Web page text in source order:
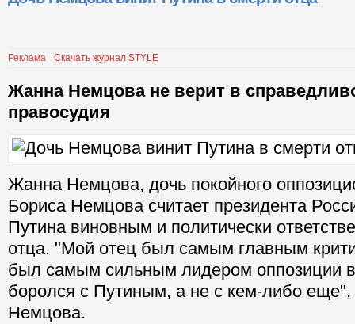
Реклама Скачать журнал STYLE
Жанна Немцова не верит в
правосудия
Жанна Немцова, дочь покойного
Бориса Немцова считает президента
Путина виновным и политически
отца. "Мой отец был самым главным
был самым сильным лидером оппозиции
боролся с Путиным, а не с кем-либо еще",
Немцова.